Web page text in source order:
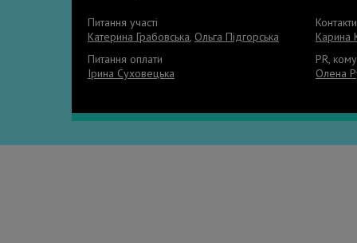
Питання участі
Катерина Грабовська Ольга Підгорська
Карина
Питання оплати
Ірина Суховецька
PR,
Олена